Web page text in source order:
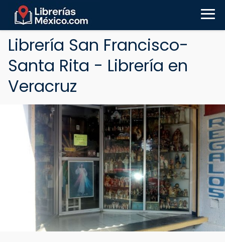
Librería San Francisco-
Santa Rita - Librería en
Veracruz